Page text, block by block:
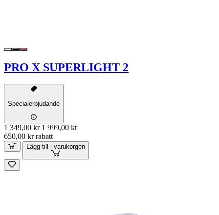
PRO X SUPERLIGHT 2
Specialerbjudande
1 349,00 kr 1 999,00 kr
650,00 kr rabatt
Lägg till i varukorgen